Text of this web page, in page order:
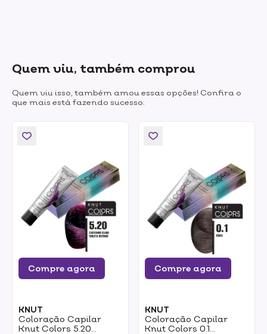
Quem viu, também comprou
Quem viu isso, também amou essas opções! Confira o
que mais está fazendo sucesso.
Compre agora
KNUT
Coloração Capilar
Knut Colors 5.20
Compre agora
KNUT
Coloração Capilar
Knut Colors 0.1